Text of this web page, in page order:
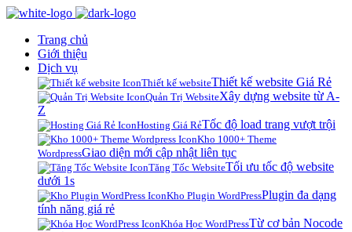
Trang chủ
Giới thiệu
Dịch vụ
Thiết kế websiteThiết kế website Giá Rẻ
Quản Trị WebsiteXây dựng website từ A-
Z
Hosting Giá RẻTốc độ load trang vượt trội
Kho 1000+ Theme
WordpressGiao diện mới cập nhật liên tục
Tăng Tốc WebsiteTối ưu tốc độ website
dưới 1s
Kho Plugin WordPressPlugin đa dạng
tính năng giá rẻ
Khóa Học WordPressTừ cơ bản Nocode